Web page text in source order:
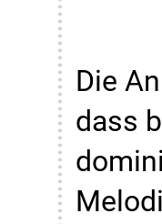
Die
dass